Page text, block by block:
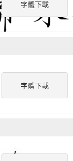
字體下載
字體下載